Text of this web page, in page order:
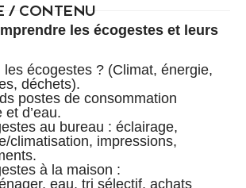
/ CONTENU
les écogestes et leurs
les écogestes ? (Climat, énergie,
déchets).
postes de consommation
et d’eau.
au bureau : éclairage,
climatisation, impressions,
à la maison :
eau, tri sélectif, achats